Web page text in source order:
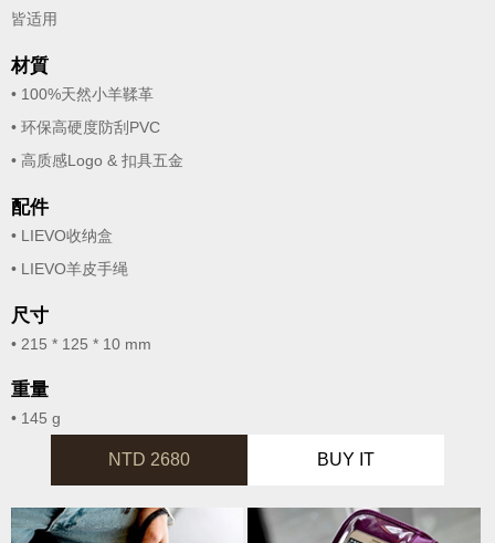
皆适用
材質
• 100%天然小羊鞣革
• 环保高硬度防刮PVC
• 高质感Logo & 扣具五金
配件
• LIEVO收纳盒
• LIEVO羊皮手绳
尺寸
• 215 * 125 * 10 mm
重量
• 145 g
NTD 2680 BUY IT